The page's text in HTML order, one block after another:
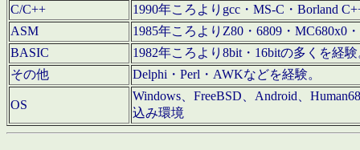
C/C++
1990年ころよりgcc・MS-C・Borland
ASM
1985年ころよりZ80・6809・MC680x0
BASIC
1982年ころより8bit・16bitの多くを経
その他
Delphi・Perl・AWKなどを経験。
OS
Windows、FreeBSD、Android、
込み環境